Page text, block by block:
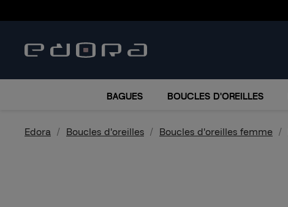
BRACELETS COLLIERS
BAGUES BOUCLES D'OREILLES
Edora Boucles d'oreilles Boucles d'oreilles femme